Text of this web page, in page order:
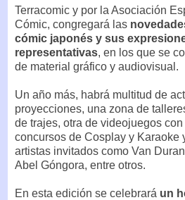
Terracomic y por la Asociación
Cómic, congregará las
cómic japonés y sus
representativas, en los que se
de material gráfico y audiovisual.
Un año más, habrá multitud de
proyecciones, una zona de
de trajes, otra de videojuegos
concursos de Cosplay y Karaoke
artistas invitados como Van
Abel Góngora, entre otros.
En esta edición se celebrará un